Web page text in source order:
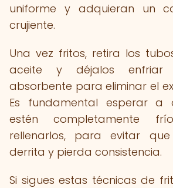
uniforme y adquieran un
crujiente.
Una vez fritos, retira los
aceite y déjalos enfriar
absorbente para eliminar el
Es fundamental esperar a
estén completamente
rellenarlos, para evitar
derrita y pierda consistencia.
Si sigues estas técnicas de